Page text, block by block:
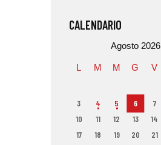
CALENDARIO
Agosto 2026
L M M G V
3
4 5 6 7
10
11 12 13 14
17
18 19 20 21